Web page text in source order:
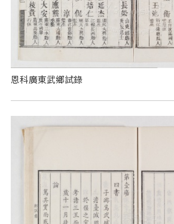
恩科廣東武鄉試錄